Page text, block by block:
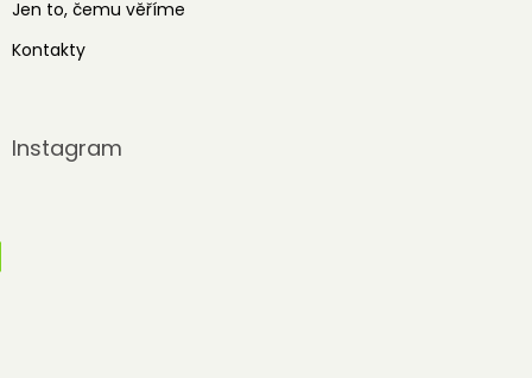
Jen to, čemu věříme
Kontakty
Instagram